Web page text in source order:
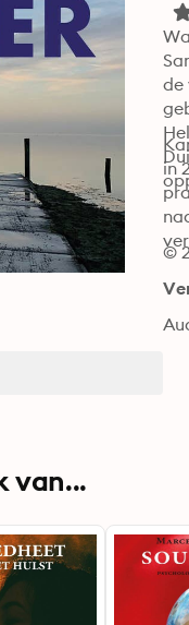
de
in
©
van...